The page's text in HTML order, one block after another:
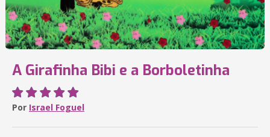
A Girafinha Bibi e a Borboletinha
Por Israel Foguel